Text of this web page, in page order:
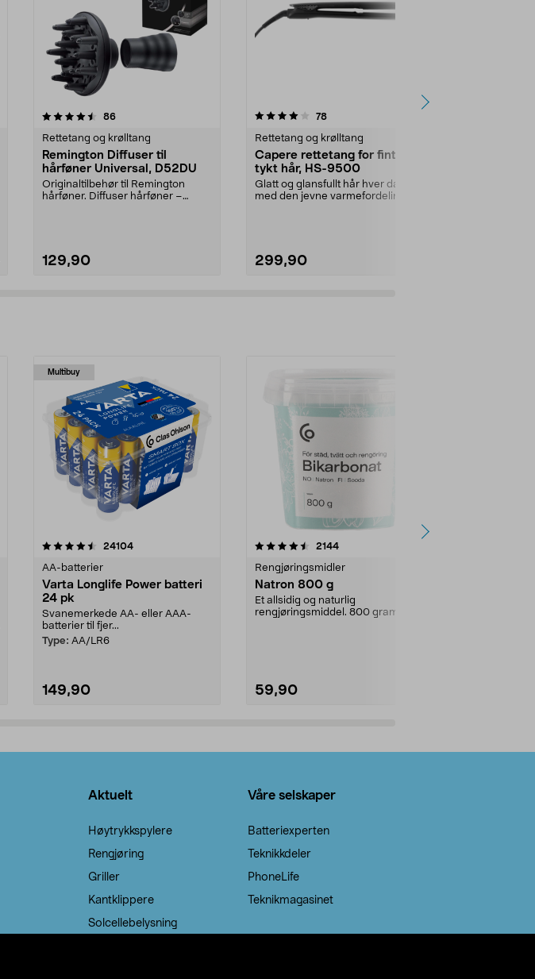
86anmeldelser
Rettetang og krølltang
Remington Diffuser til
hårføner Universal, D52DU
Originaltilbehør til Remington
hårføner. Diffuser hårføner –
129,90
4.0 av 5 stjerner 78anmeldelser
Rettetang og krølltang
Capere rettetang for fint til
tykt hår, HS-9500
Glatt og glansfullt hår hver dag
med den jevne varmefordelingen
299,90
5.0 av 5 stjerner
Multibuy
24104anmeldelser
AA-batterier
Varta Longlife Power batteri
24 pk
Svanemerkede AA- eller AAA-
batterier til fjer...
Type: AA/LR6
149,90
4.5av 5 stjerner 2144anmeldelser
Rengjøringsmidler
Natron 800 g
Et allsidig og naturlig
rengjøringsmiddel. 800 gram
59,90
4.0av 5 stjerner
Aktuelt
Høytrykkspylere
Rengjøring
Griller
Kantklippere
Solcellebelysning
Våre selskaper
Batteriexperten
Teknikkdeler
PhoneLife
Teknikmagasinet